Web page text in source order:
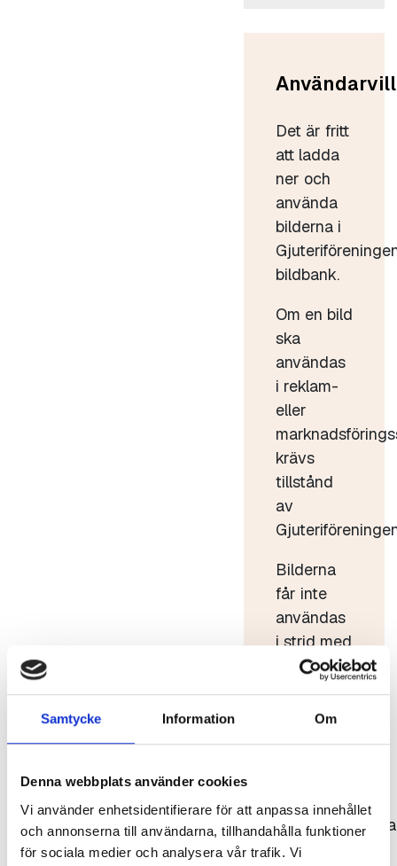
Samtycke Information Om
Denna webbplats använder cookies
Vi använder enhetsidentifierare för att anpassa innehållet
och annonserna till användarna, tillhandahålla funktioner
för sociala medier och analysera vår trafik. Vi
Det är fritt
att ladda
ner och
använda
bilderna i
bildbank.
Om en bild
ska
användas
i reklam-
eller
krävs
tillstånd
av
Bilderna
får inte
användas
i strid med
god sed.
Bilderna
får inte
Bildrättigheterna
tillhör